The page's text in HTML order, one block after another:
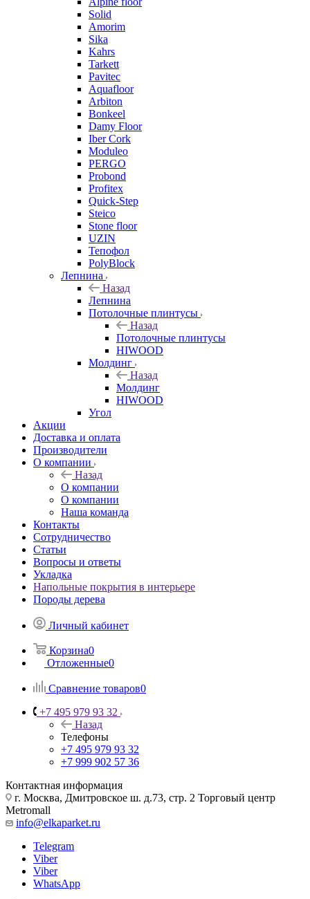
Solid
Amorim
Sika
Kahrs
Tarkett
Pavitec
Aquafloor
Arbiton
Bonkeel
Damy Floor
Iber Cork
Moduleo
PERGO
Probond
Profitex
Quick-Step
Steico
Stone floor
UZIN
Тепофол
PolyBlock
Лепнина
Назад
Лепнина
Потолочные плинтусы
Назад
Потолочные плинтусы
HIWOOD
Молдинг
Назад
Молдинг
HIWOOD
Угол
Акции
Доставка и оплата
Производители
О компании
Назад
О компании
О компании
Наша команда
Контакты
Сотрудничество
Статьи
Вопросы и ответы
Укладка
Напольные покрытия в интерьере
Породы дерева
Личный кабинет
Корзина0
Отложенные0
Сравнение товаров0
+7 495 979 93 32
Назад
Телефоны
+7 495 979 93 32
+7 999 902 57 36
Контактная информация
г. Москва, Дмитровское ш. д.73, стр. 2 Торговый центр
Metromall
info@elkaparket.ru
Telegram
Viber
Viber
WhatsApp